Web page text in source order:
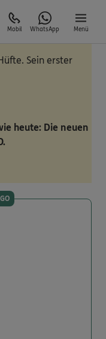
Mobil WhatsApp Menü
Sein erster
heute: Die neuen